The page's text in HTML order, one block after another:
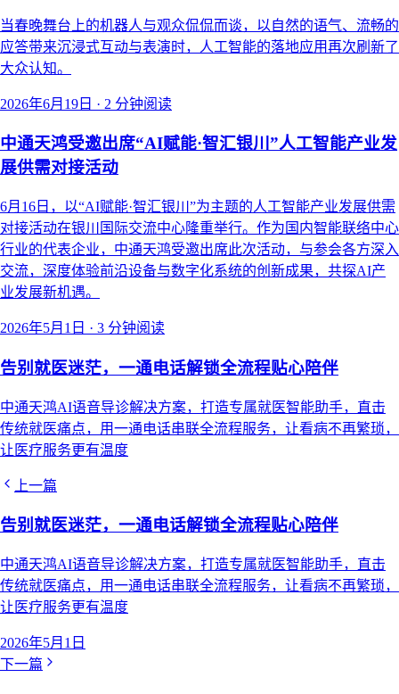
当春晚舞台上的机器人与观众侃侃而谈，以自然的语气、流畅的
应答带来沉浸式互动与表演时，人工智能的落地应用再次刷新了
大众认知。
2026年6月19日 · 2 分钟阅读
中通天鸿受邀出席“AI赋能·智汇银川”人工智能产业发
展供需对接活动
6月16日，以“AI赋能·智汇银川”为主题的人工智能产业发展供需
对接活动在银川国际交流中心隆重举行。作为国内智能联络中心
行业的代表企业，中通天鸿受邀出席此次活动，与参会各方深入
交流，深度体验前沿设备与数字化系统的创新成果，共探AI产
业发展新机遇。
2026年5月1日 · 3 分钟阅读
告别就医迷茫，一通电话解锁全流程贴心陪伴
中通天鸿AI语音导诊解决方案，打造专属就医智能助手，直击
传统就医痛点，用一通电话串联全流程服务，让看病不再繁琐，
让医疗服务更有温度
上一篇
告别就医迷茫，一通电话解锁全流程贴心陪伴
中通天鸿AI语音导诊解决方案，打造专属就医智能助手，直击
传统就医痛点，用一通电话串联全流程服务，让看病不再繁琐，
让医疗服务更有温度
2026年5月1日
下一篇